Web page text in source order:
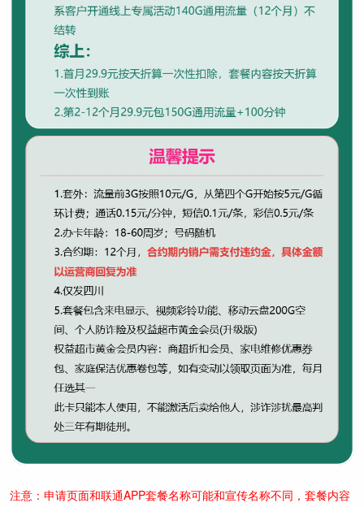
注意：申请页面和联通APP套餐名称可能和宣传名称不同，套餐内容